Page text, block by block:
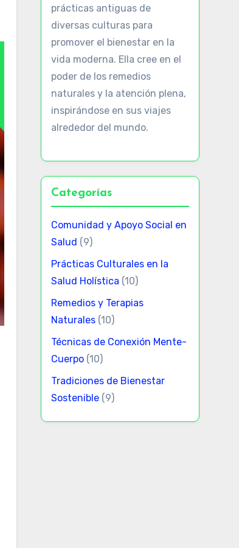
prácticas antiguas de
diversas culturas para
promover el bienestar en la
vida moderna. Ella cree en el
poder de los remedios
naturales y la atención plena,
inspirándose en sus viajes
alrededor del mundo.
Categorías
Comunidad y Apoyo Social en
Salud (9)
Prácticas Culturales en la
Salud Holística (10)
Remedios y Terapias
Naturales(10)
Técnicas de Conexión Mente-
Cuerpo(10)
Tradiciones de Bienestar
Sostenible(9)